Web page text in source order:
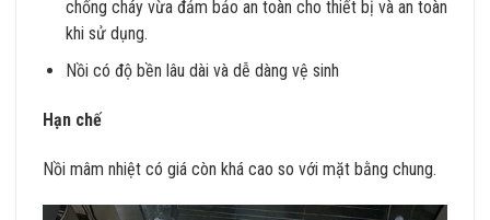
chống cháy vừa đảm bảo an toàn cho thiết bị và an toàn
khi sử dụng.
Nồi có độ bền lâu dài và dễ dàng vệ sinh
Hạn chế
Nồi mâm nhiệt có giá còn khá cao so với mặt bằng chung.